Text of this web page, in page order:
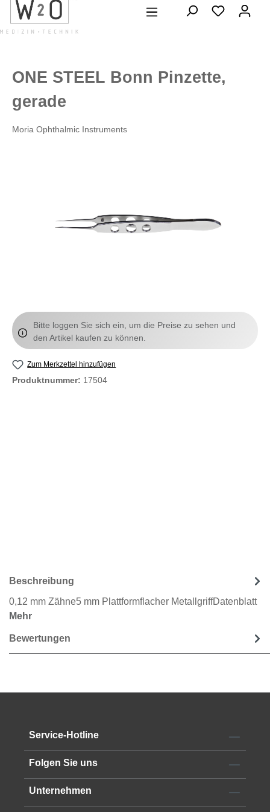
springen
ONE STEEL Bonn Pinzette,
gerade
Moria Ophthalmic Instruments
Bitte loggen Sie sich ein, um die Preise zu sehen und
den Artikel kaufen zu können.
Zum Merkzettel hinzufügen
Produktnummer: 17504
Beschreibung
0,12 mm Zähne5 mm Plattformflacher MetallgriffDatenblatt
Mehr
Bewertungen
Service-Hotline
Folgen Sie uns
Unternehmen